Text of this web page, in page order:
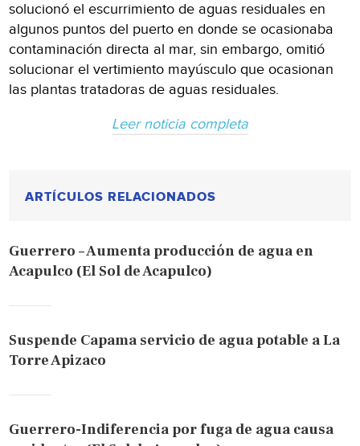
solucionó el escurrimiento de aguas residuales en
algunos puntos del puerto en donde se ocasionaba
contaminación directa al mar, sin embargo, omitió
solucionar el vertimiento mayúsculo que ocasionan
las plantas tratadoras de aguas residuales.
Leer noticia completa
ARTÍCULOS RELACIONADOS
Guerrero – Aumenta producción de agua en
Acapulco (El Sol de Acapulco)
Suspende Capama servicio de agua potable a La
Torre Apizaco
Guerrero-Indiferencia por fuga de agua causa